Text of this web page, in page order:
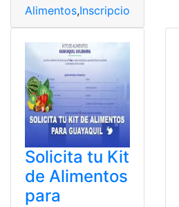
Alimentos,Inscripciones
Solicita tu Kit
de Alimentos
para